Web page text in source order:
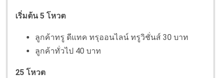
เริ่มต้น 5 โหวต
ลูกค้าทรู ดีแทค ทรุออนไลน์ ทรูวิชั่นส์ 30 บาท
ลูกค้าทั่วไป 40 บาท
25 โหวต